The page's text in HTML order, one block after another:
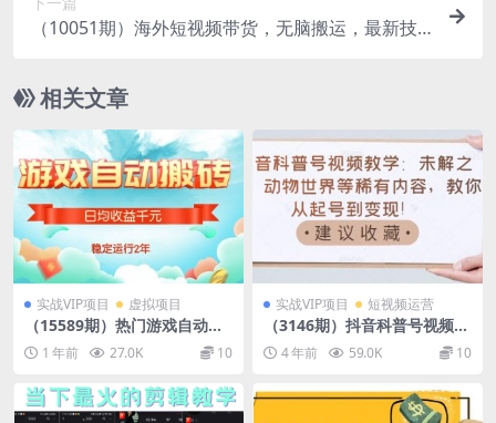
（10051期）海外短视频带货，无脑搬运，最新技
相关文章
实战VIP项目 虚拟项目
（15589期）热门游戏自动搬
砖，日均收益1000+，稳定运
行2年!
1 年前 27.0K 10
实战VIP项目 短视频运营
（3146期）抖音科普号视频教
学：未解之谜、动物世界等稀
有内容，教你从起号到变现！
4 年前 59.0K 10